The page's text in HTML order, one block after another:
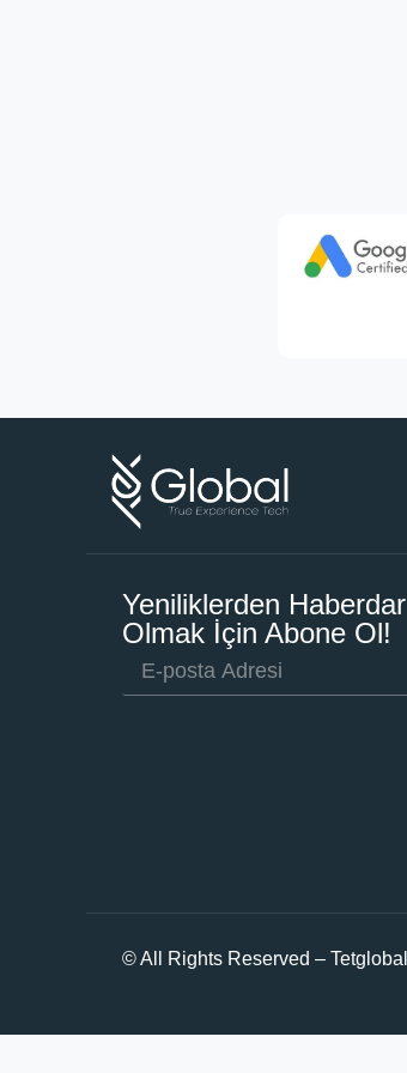
Yeniliklerden Haberdar
Olmak İçin Abone Ol!
© All Rights Reserved – Tetglobal